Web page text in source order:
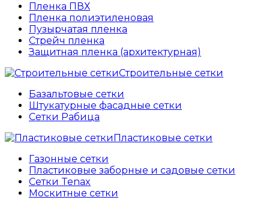
Пленка ПВХ
Пленка полиэтиленовая
Пузырчатая пленка
Cтрейч пленка
Защитная пленка (архитектурная)
Строительные сетки
Базальтовые сетки
Штукатурные фасадные сетки
Сетки Рабица
Пластиковые сетки
Газонные сетки
Пластиковые заборные и садовые сетки
Сетки Tenax
Москитные сетки